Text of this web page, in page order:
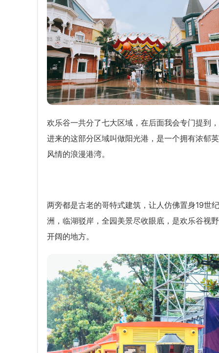
欢乐谷一共分了七大区域，在后面我会专门提到
进来的这部分区域叫做阳光港，是一个拥有浓郁
风情的浪漫港湾。
两旁都是古老的哥特式建筑，让人仿佛置身19世
洲，临湖驳岸，全园美景尽收眼底，是欢乐谷视
开阔的地方。